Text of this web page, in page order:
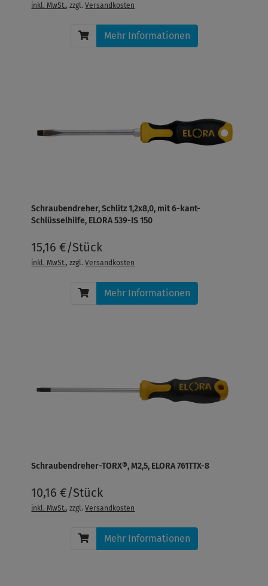
inkl. MwSt., zzgl.Versandkosten
Mehr Informationen
Schraubendreher, Schlitz 1,2x8,0, mit 6-kant-
Schlüsselhilfe, ELORA 539-IS 150
15,16 €/Stück
inkl. MwSt., zzgl.Versandkosten
Mehr Informationen
Schraubendreher-TORX®, M2,5, ELORA 761TTX-8
10,16 €/Stück
inkl. MwSt., zzgl.Versandkosten
Mehr Informationen